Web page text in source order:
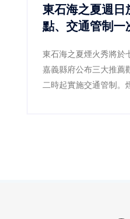
東石海之夏週日放煙火
點、交通管制一
東石海之夏煙火秀將於
嘉義縣府公布三大推薦
二時起實施交通管制。